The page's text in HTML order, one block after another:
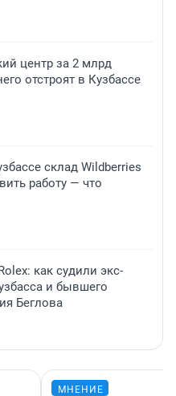
центр за 2 млрд
отстроят в Кузбассе
склад Wildberries
работу — что
как судили экс-
и бывшего
Беглова
МНЕНИЕ